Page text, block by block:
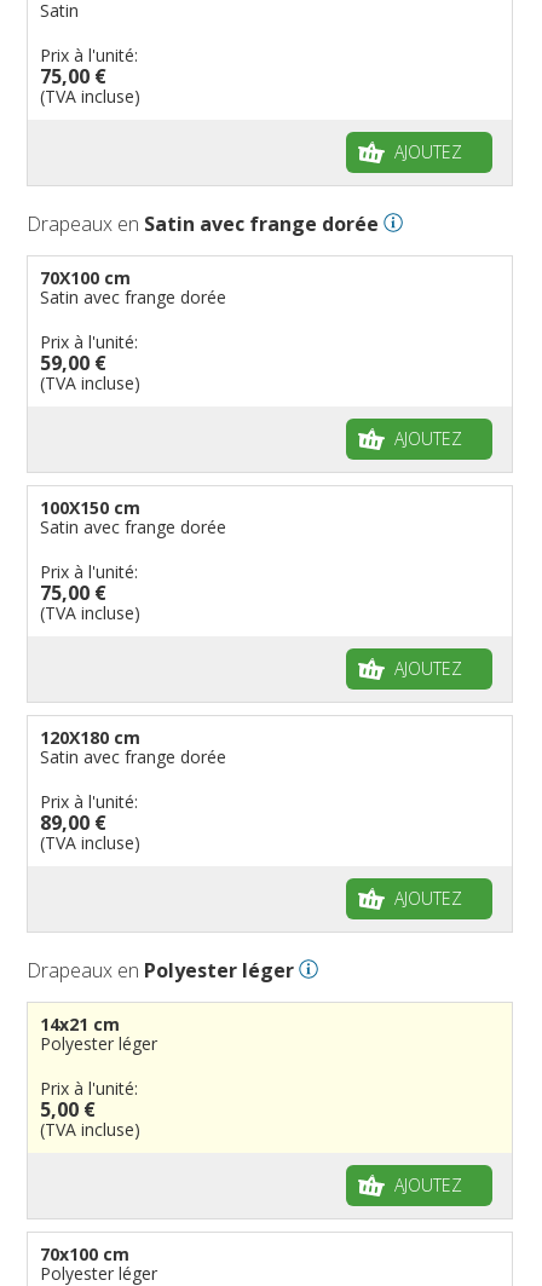
Satin
Prix à l'unité:
75,00 €
(TVA incluse)
AJOUTEZ
Drapeaux en Satin avec frange dorée
70X100 cm
Satin avec frange dorée
Prix à l'unité:
59,00 €
(TVA incluse)
AJOUTEZ
100X150 cm
Satin avec frange dorée
Prix à l'unité:
75,00 €
(TVA incluse)
AJOUTEZ
120X180 cm
Satin avec frange dorée
Prix à l'unité:
89,00 €
(TVA incluse)
AJOUTEZ
Drapeaux en Polyester léger
14x21 cm
Polyester léger
Prix à l'unité:
5,00 €
(TVA incluse)
AJOUTEZ
70x100 cm
Polyester léger